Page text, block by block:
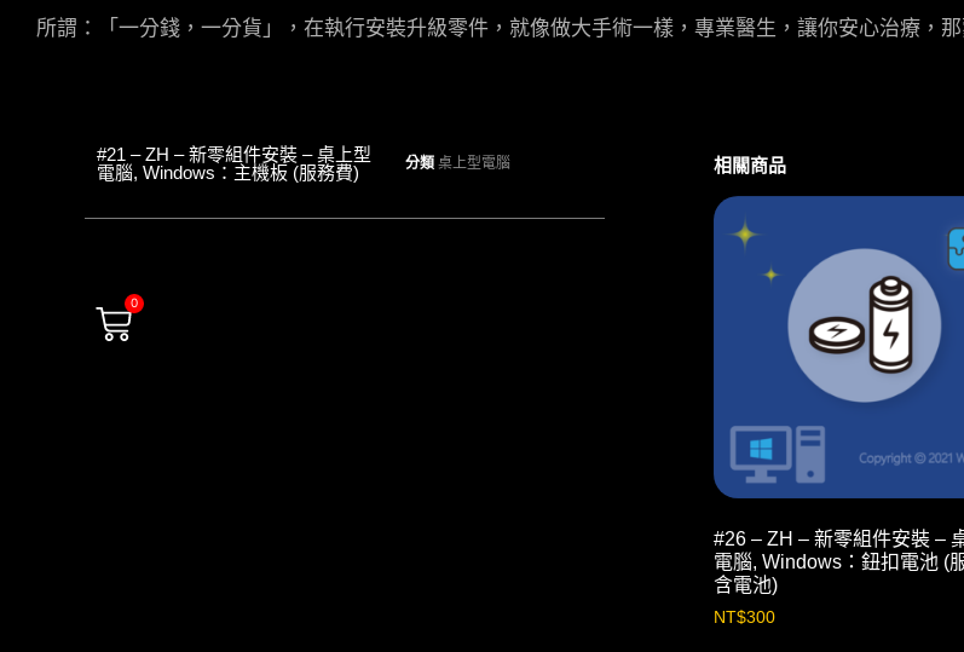
所謂：「一分錢，一分貨」，在執行安裝升級零件，就像做大手術一樣，專業醫生，讓你安心治療，
#21 – ZH – 新零組件安裝 – 桌上型
電腦, Windows：主機板 (服務費)
分類 桌上型電腦
0
相關商品
#26 – ZH – 新零組件安裝 –
電腦, Windows：鈕扣電池 (
含電池)
NT$300